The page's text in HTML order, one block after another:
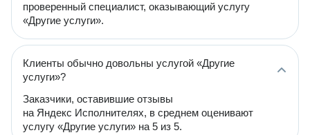
проверенный специалист, оказывающий услугу
«Другие услуги».
Клиенты обычно довольны услугой «Другие
услуги»?
Заказчики, оставившие отзывы
на Яндекс Исполнителях, в среднем оценивают
услугу «Другие услуги» на 5 из 5.